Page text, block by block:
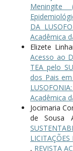
DA
Acadêmica
Elizete
Acesso ao
TEA pelo
dos Pais
Acadêmica
Jocimaria
de Sousa
, REVISTA